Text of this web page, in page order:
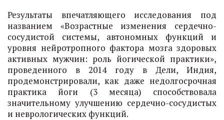
Результаты впечатляющего исследования под
названием «Возрастные изменения сердечно-
сосудистой системы, автономных функций и
уровня нейротропного фактора мозга здоровых
активных мужчин: роль йогической практики»,
проведенного в 2014 году в Дели, Индия,
продемонстрировали, как даже недолгосрочная
практика йоги (3 месяца) способствовала
значительному улучшению сердечно-сосудистых
и неврологических функций.